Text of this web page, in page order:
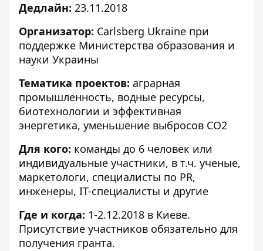
Дедлайн: 23.11.2018
Организатор: Carlsberg Ukraine при
поддержке Министерства образования и
науки Украины
Тематика проектов: аграрная
промышленность, водные ресурсы,
биотехнологии и эффективная
энергетика, уменьшение выбросов CO2
Для кого: команды до 6 человек или
индивидуальные участники, в т.ч. ученые,
маркетологи, специалисты по PR,
инженеры, ІТ-специалисты и другие
Где и когда: 1-2.12.2018 в Киеве.
Присутствие участников обязательно для
получения гранта.